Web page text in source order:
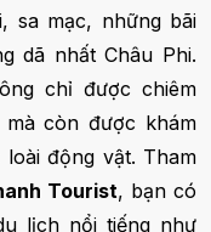
sa mạc, những bãi
dã nhất Châu Phi.
chỉ được chiêm
còn được khám
động vật. Tham
Tourist, bạn có
lịch nổi tiếng như